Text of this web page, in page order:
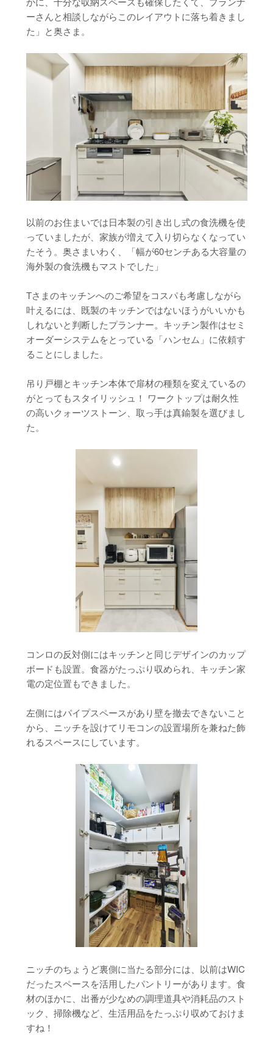
ーさんと相談しながらこのレイアウトに落ち着きまし
た」と奥さま。
以前のお住まいでは日本製の引き出し式の食洗機を使
っていましたが、家族が増えて入り切らなくなってい
たそう。奥さまいわく、「幅が60センチある大容量の
海外製の食洗機もマストでした」
Tさまのキッチンへのご希望をコスパも考慮しながら
叶えるには、既製のキッチンではないほうがいいかも
しれないと判断したプランナー。キッチン製作はセミ
オーダーシステムをとっている「ハンセム」に依頼す
ることにしました。
吊り戸棚とキッチン本体で扉材の種類を変えているの
がとってもスタイリッシュ！ ワークトップは耐久性
の高いクォーツストーン、取っ手は真鍮製を選びまし
た。
コンロの反対側にはキッチンと同じデザインのカップ
ボードも設置。食器がたっぷり収められ、キッチン家
電の定位置もできました。
左側にはパイプスペースがあり壁を撤去できないこと
から、ニッチを設けてリモコンの設置場所を兼ねた飾
れるスペースにしています。
ニッチのちょうど裏側に当たる部分には、以前はWIC
だったスペースを活用したパントリーがあります。食
材のほかに、出番が少なめの調理道具や消耗品のスト
ック、掃除機など、生活用品をたっぷり収めておけま
すね！